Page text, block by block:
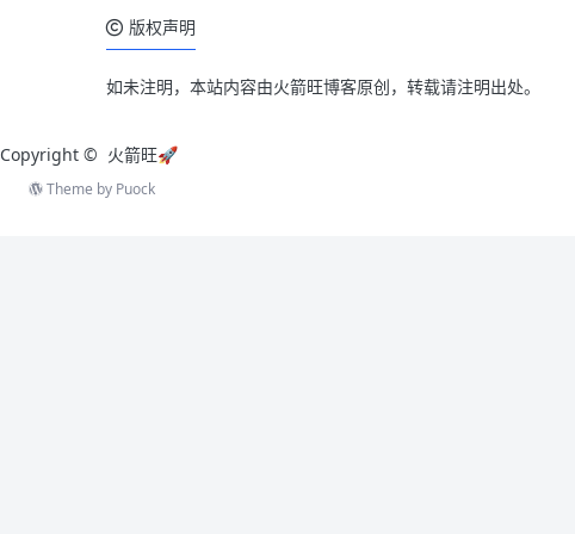
版权声明
如未注明，本站内容由火箭旺博客原创，转载请注明出处。
Copyright © 火箭旺🚀
Theme by Puock